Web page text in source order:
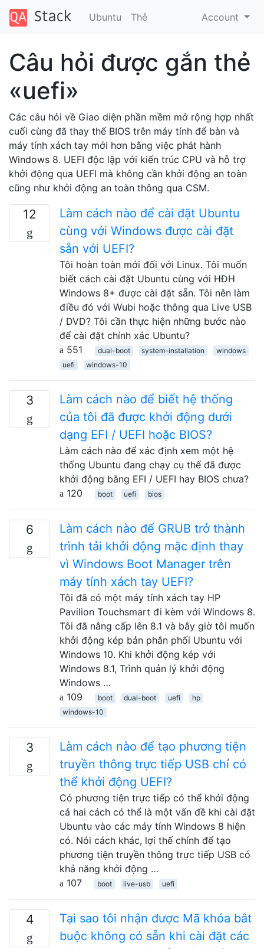
Ubuntu Thẻ Account
Câu hỏi được gắn thẻ
«uefi»
Các câu hỏi về Giao diện phần mềm mở rộng hợp nhất
cuối cùng đã thay thế BIOS trên máy tính để bàn và
máy tính xách tay mới hơn bằng việc phát hành
Windows 8. UEFI độc lập với kiến ​​trúc CPU và hỗ trợ
khởi động qua UEFI mà không cần khởi động an toàn
cũng như khởi động an toàn thông qua CSM.
12
Làm cách nào để cài đặt Ubuntu
cùng với Windows được cài đặt
sẵn với UEFI?
Tôi hoàn toàn mới đối với Linux. Tôi muốn
biết cách cài đặt Ubuntu cùng với HĐH
Windows 8+ được cài đặt sẵn. Tôi nên làm
điều đó với Wubi hoặc thông qua Live USB
/ DVD? Tôi cần thực hiện những bước nào
để cài đặt chính xác Ubuntu?
551
dual-boot system-installation
windows
uefi
windows-10
3
Làm cách nào để biết hệ thống
của tôi đã được khởi động dưới
dạng EFI / UEFI hoặc BIOS?
Làm cách nào để xác định xem một hệ
thống Ubuntu đang chạy cụ thể đã được
khởi động bằng EFI / UEFI hay BIOS chưa?
120
boot uefi bios
6
Làm cách nào để GRUB trở thành
trình tải khởi động mặc định thay
vì Windows Boot Manager trên
máy tính xách tay UEFI?
Tôi đã có một máy tính xách tay HP
Pavilion Touchsmart đi kèm với Windows 8.
Tôi đã nâng cấp lên 8.1 và bây giờ tôi muốn
khởi động kép bản phân phối Ubuntu với
Windows 10. Khi khởi động kép với
Windows 8.1, Trình quản lý khởi động
Windows …
109
boot dual-boot uefi
hp
windows-10
3
Làm cách nào để tạo phương tiện
truyền thông trực tiếp USB chỉ có
thể khởi động UEFI?
Có phương tiện trực tiếp có thể khởi động
cả hai cách có thể là một vấn đề khi cài đặt
Ubuntu vào các máy tính Windows 8 hiện
có. Nói cách khác, lợi thế chính để tạo
phương tiện truyền thông trực tiếp USB có
khả năng khởi động …
107
boot live-usb uefi
4
Tại sao tôi nhận được Mã khóa bắt
buộc không có sẵn khi cài đặt các